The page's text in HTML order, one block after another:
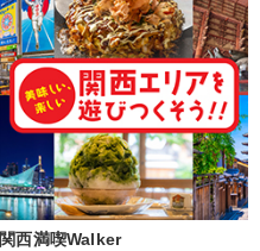
関西満喫Walker